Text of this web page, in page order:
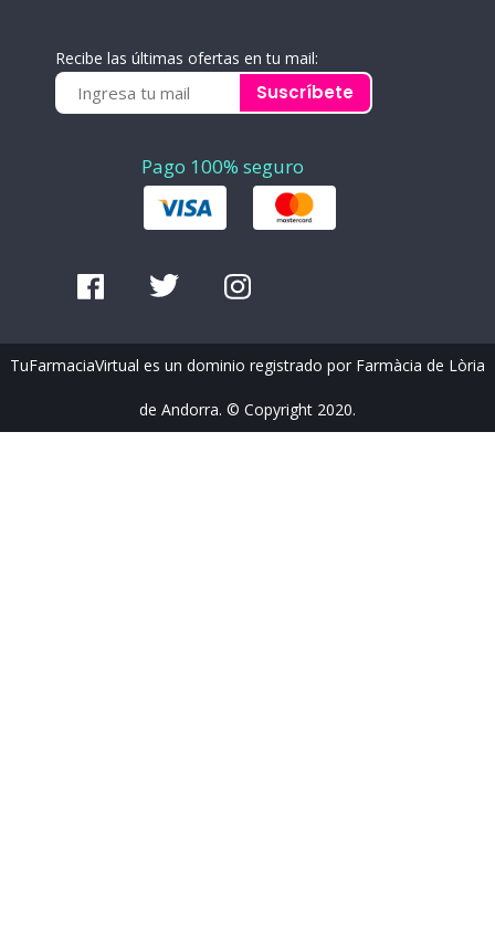
Recibe las últimas ofertas en tu mail:
Suscríbete
Pago 100% seguro
TuFarmaciaVirtual es un dominio registrado por Farmàcia de Lòria
de Andorra. © Copyright 2020.